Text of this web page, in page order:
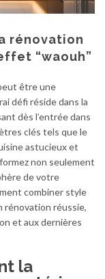
rénovation
“waouh”
être une
défi réside dans la
dès l’entrée dans
clés tels que le
astucieux et
non seulement
de votre
combiner style
rénovation réussie,
et aux dernières
la